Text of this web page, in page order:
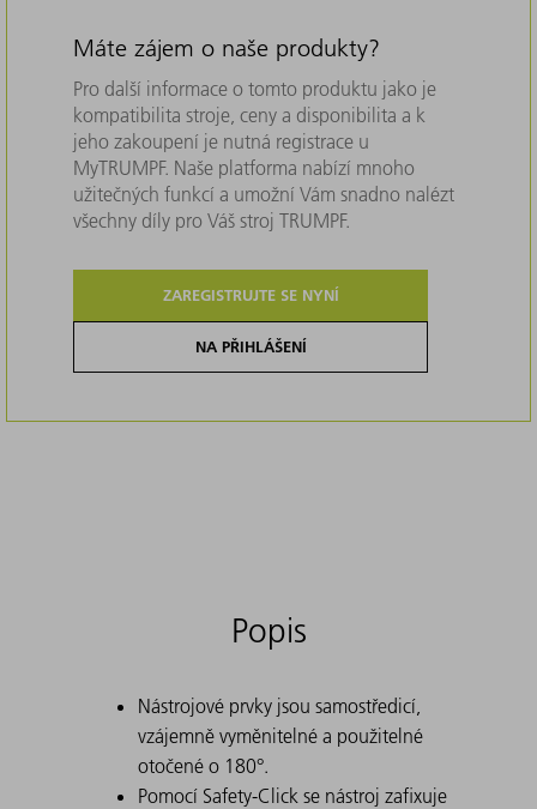
Máte zájem o naše produkty?
Pro další informace o tomto produktu jako je
kompatibilita stroje, ceny a disponibilita a k
jeho zakoupení je nutná registrace u
MyTRUMPF. Naše platforma nabízí mnoho
užitečných funkcí a umožní Vám snadno nalézt
všechny díly pro Váš stroj TRUMPF.
ZAREGISTRUJTE SE NYNÍ
NA PŘIHLÁŠENÍ
Popis
Nástrojové prvky jsou samostředicí,
vzájemně vyměnitelné a použitelné
otočené o 180°.
Pomocí Safety-Click se nástroj zafixuje